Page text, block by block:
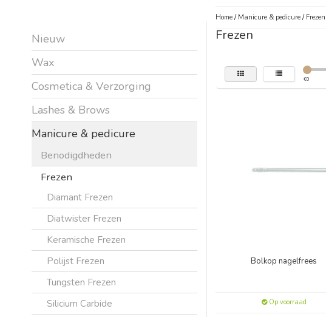
Nieuw
Wax
Cosmetica & Verzorging
Lashes & Brows
Manicure & pedicure
Benodigdheden
Frezen
Diamant Frezen
Diatwister Frezen
Keramische Frezen
Polijst Frezen
Tungsten Frezen
Silicium Carbide
Home/ Manicure & pedicure/ Frezen
Frezen
€0
Bolkop nagelfrees
Op voorraad